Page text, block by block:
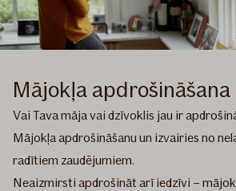
Mājokļa apdrošināšana
Vai Tava māja vai dzīvoklis jau ir
Mājokļa apdrošināšanu un izvairies no
radītiem zaudējumiem.
Neaizmirsti apdrošināt arī iedzīvi –